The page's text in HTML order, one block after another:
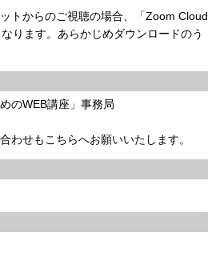
トからのご視聴の場合、「Zoom Cloud
ります。あらかじめダウンロードのう
のWEB講座」事務局
わせもこちらへお願いいたします。